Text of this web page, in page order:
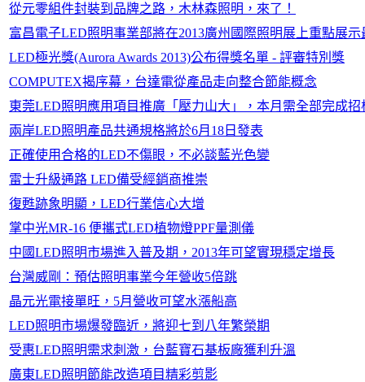
從元零組件封裝到品牌之路，木林森照明，來了！
富昌電子LED照明事業部將在2013廣州國際照明展上重點展
LED極光獎(Aurora Awards 2013)公布得獎名單 - 評審特別獎
COMPUTEX揭序幕，台達電從產品走向整合節能概念
東莞LED照明應用項目推廣「壓力山大」，本月需全部完成招
兩岸LED照明產品共通規格將於6月18日發表
正確使用合格的LED不傷眼，不必談藍光色變
雷士升級通路 LED備受經銷商推崇
復甦跡象明顯，LED行業信心大增
掌中光MR-16 便攜式LED植物燈PPF量測儀
中國LED照明市場進入普及期，2013年可望實現穩定增長
台灣威剛：預估照明事業今年營收5倍跳
晶元光電接單旺，5月營收可望水漲船高
LED照明市場爆發臨近，將迎七到八年繁榮期
受惠LED照明需求刺激，台藍寶石基板廠獲利升溫
廣東LED照明節能改造項目精彩剪影